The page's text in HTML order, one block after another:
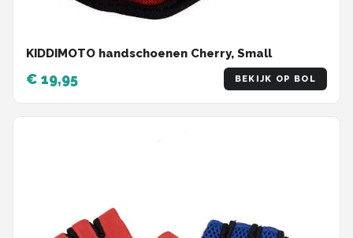
KIDDIMOTO handschoenen Cherry, Small
€ 19,95 BEKIJK OP BOL